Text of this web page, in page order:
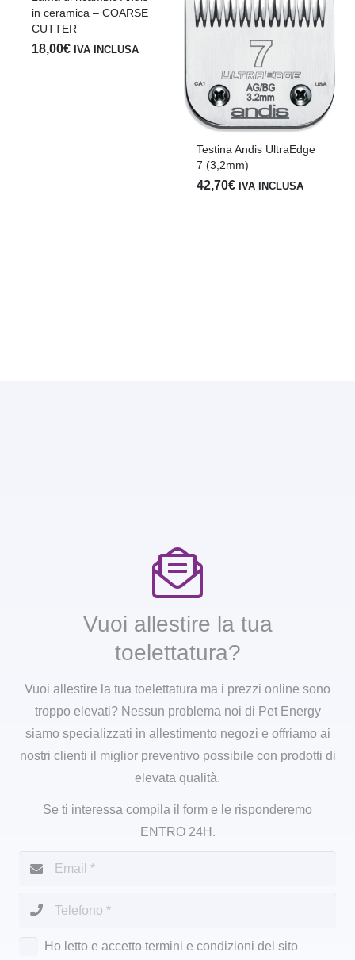
in ceramica – COARSE
CUTTER
18,00€ IVA INCLUSA
Testina Andis UltraEdge
7 (3,2mm)
42,70€ IVA INCLUSA
Vuoi allestire la tua
toelettatura?
Vuoi allestire la tua toelettatura ma i prezzi online sono
troppo elevati? Nessun problema noi di Pet Energy
siamo specializzati in allestimento negozi e offriamo ai
nostri clienti il miglior preventivo possibile con prodotti di
elevata qualità.
Se ti interessa compila il form e le risponderemo
ENTRO 24H.
Ho letto e accetto termini e condizioni del sito